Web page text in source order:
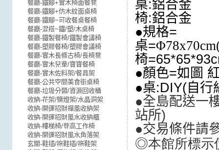
桌:鋁合金
椅:鋁合金
●規格=
桌=
椅
●顏色=如圖
●桌:DIY(自行
●全島配送一
站所)
●交易條件請
◎本館所標示
餐廳-鐵腳+實木椅面餐凳
餐廳-鐵腳+仿木紋面桌椅
餐廳-鐵腳~可收餐桌餐椅
餐廳-混搭~鐵/塑/木桌椅
餐廳-鐵製餐椅/鐵製會議椅
餐廳-塑膠餐椅/塑膠會議椅
餐廳-實木長條古椅/長椅凳
餐廳-實木兒童/寶寶餐椅
餐廳-實木佐料架/餐具架
餐廳-公共空間美食街桌椅
餐廳-垃圾分類/資源回收桶
收納-花架/鹽燈架/水晶洞架
收納-開運招財禪風收納架
收納-開運招財風水收納櫃
收納-樓梯椅/登高工作椅
收納-開運招財風水角落架
玄關-鞋插/拖鞋插/拖鞋架